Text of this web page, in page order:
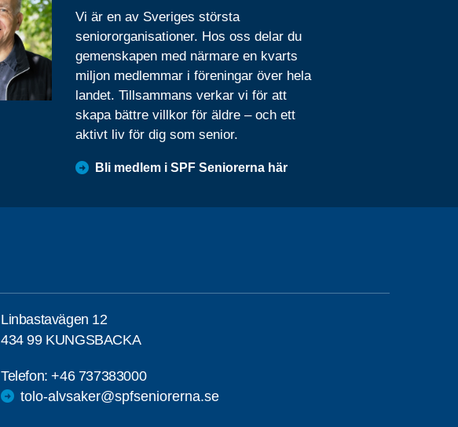
Vi är en av Sveriges största
seniororganisationer. Hos oss delar du
gemenskapen med närmare en kvarts
miljon medlemmar i föreningar över hela
landet. Tillsammans verkar vi för att
skapa bättre villkor för äldre – och ett
aktivt liv för dig som senior.
Bli medlem i SPF Seniorerna här
Linbastavägen 12
434 99 KUNGSBACKA
Telefon:+46 737383000
tolo-alvsaker@spfseniorerna.se